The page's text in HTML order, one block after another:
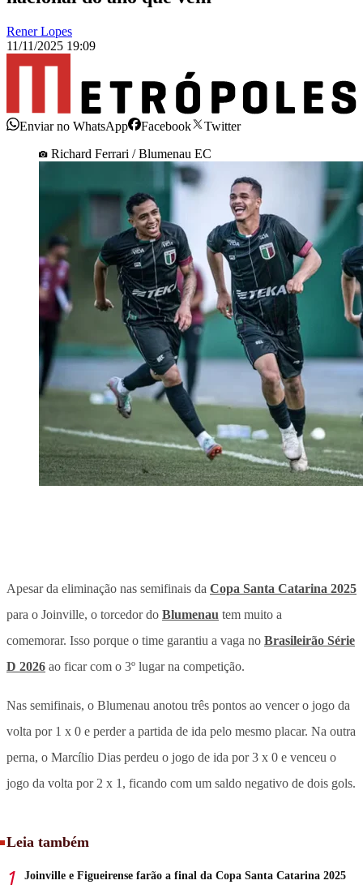
Rener Lopes
11/11/2025 19:09
Enviar no WhatsApp Facebook
Twitter
Richard Ferrari / Blumenau EC
Apesar da eliminação nas semifinais da Copa Santa Catarina 2025
para o Joinville, o torcedor do Blumenau tem muito a
comemorar. Isso porque o time garantiu a vaga no Brasileirão Série
D 2026 ao ficar com o 3º lugar na competição.
Nas semifinais, o Blumenau anotou três pontos ao vencer o jogo da
volta por 1 x 0 e perder a partida de ida pelo mesmo placar. Na outra
perna, o Marcílio Dias perdeu o jogo de ida por 3 x 0 e venceu o
jogo da volta por 2 x 1, ficando com um saldo negativo de dois gols.
Leia também
Joinville e Figueirense farão a final da Copa Santa Catarina 2025